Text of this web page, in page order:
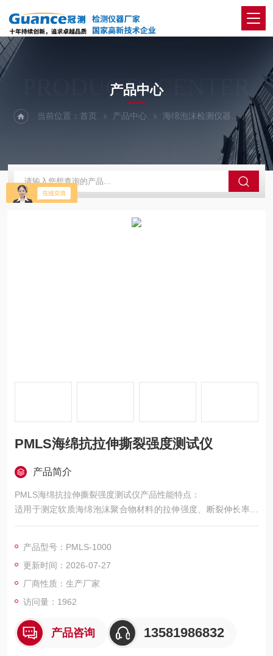
PRODUCTS CENTER
产品中心
当前位置：首页 产品中心 海绵泡沫检测仪器 1000-
PMLS海绵抗拉伸撕裂强度测试仪
产品简介
PMLS海绵抗拉伸撕裂强度测试仪产品性能特点：
适用于测定软质海绵泡沫聚合物材料的拉伸强度、断裂伸长率、
海绵泡沫塑料材料撕裂性能的测试。
控制技术及外形设计，本机外形美观、操作方便、性能稳定可
靠。该机采用全数字调速电机及全数字调速系统作为驱动装置，
经圆弧同步带及圆弧同步带轮减速系统减速后带动精密丝杠副加
载.
产品型号：PMLS-1000
更新时间：2026-07-27
厂商性质：生产厂家
访问量：1962
产品咨询 13581986832